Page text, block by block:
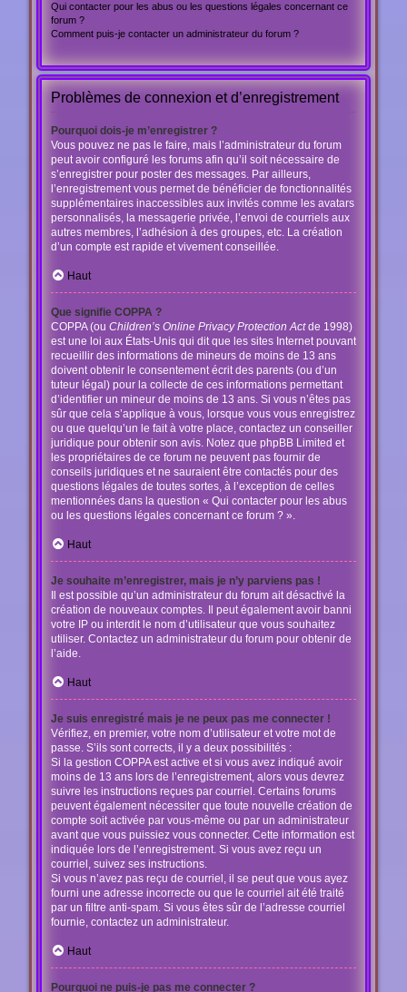
Qui contacter pour les abus ou les questions légales concernant ce
forum ?
Comment puis-je contacter un administrateur du forum ?
Problèmes de connexion et d’enregistrement
Pourquoi dois-je m’enregistrer ?
Vous pouvez ne pas le faire, mais l’administrateur du forum
peut avoir configuré les forums afin qu’il soit nécessaire de
s’enregistrer pour poster des messages. Par ailleurs,
l’enregistrement vous permet de bénéficier de fonctionnalités
supplémentaires inaccessibles aux invités comme les avatars
personnalisés, la messagerie privée, l’envoi de courriels aux
autres membres, l’adhésion à des groupes, etc. La création
d’un compte est rapide et vivement conseillée.
Haut
Que signifie COPPA ?
COPPA (ou Children’s Online Privacy Protection Actde 1998)
est une loi aux États-Unis qui dit que les sites Internet pouvant
recueillir des informations de mineurs de moins de 13 ans
doivent obtenir le consentement écrit des parents (ou d’un
tuteur légal) pour la collecte de ces informations permettant
d’identifier un mineur de moins de 13 ans. Si vous n’êtes pas
sûr que cela s’applique à vous, lorsque vous vous enregistrez
ou que quelqu’un le fait à votre place, contactez un conseiller
juridique pour obtenir son avis. Notez que phpBB Limited et
les propriétaires de ce forum ne peuvent pas fournir de
conseils juridiques et ne sauraient être contactés pour des
questions légales de toutes sortes, à l’exception de celles
mentionnées dans la question « Qui contacter pour les abus
ou les questions légales concernant ce forum ? ».
Haut
Je souhaite m’enregistrer, mais je n’y parviens pas !
Il est possible qu’un administrateur du forum ait désactivé la
création de nouveaux comptes. Il peut également avoir banni
votre IP ou interdit le nom d’utilisateur que vous souhaitez
utiliser. Contactez un administrateur du forum pour obtenir de
l’aide.
Haut
Je suis enregistré mais je ne peux pas me connecter !
Vérifiez, en premier, votre nom d’utilisateur et votre mot de
passe. S’ils sont corrects, il y a deux possibilités :
Si la gestion COPPA est active et si vous avez indiqué avoir
moins de 13 ans lors de l’enregistrement, alors vous devrez
suivre les instructions reçues par courriel. Certains forums
peuvent également nécessiter que toute nouvelle création de
compte soit activée par vous-même ou par un administrateur
avant que vous puissiez vous connecter. Cette information est
indiquée lors de l’enregistrement. Si vous avez reçu un
courriel, suivez ses instructions.
Si vous n’avez pas reçu de courriel, il se peut que vous ayez
fourni une adresse incorrecte ou que le courriel ait été traité
par un filtre anti-spam. Si vous êtes sûr de l’adresse courriel
fournie, contactez un administrateur.
Haut
Pourquoi ne puis-je pas me connecter ?